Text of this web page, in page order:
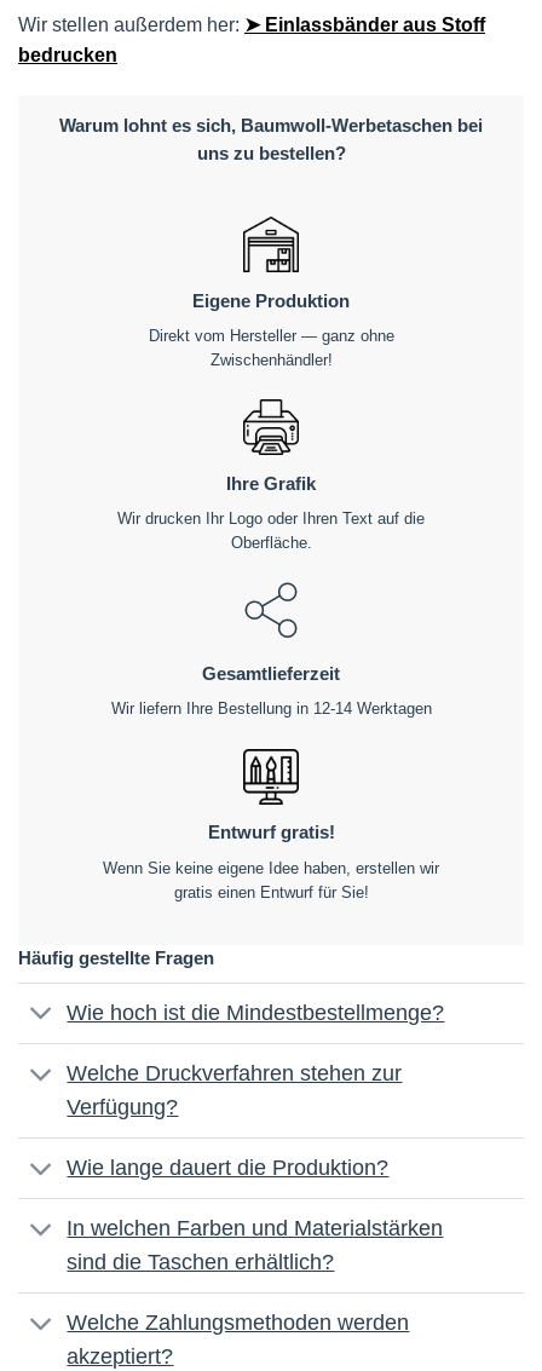
Wir stellen außerdem her: ➤ Einlassbänder aus Stoff
bedrucken
Warum lohnt es sich, Baumwoll-Werbetaschen bei
uns zu bestellen?
Eigene Produktion
Direkt vom Hersteller — ganz ohne
Zwischenhändler!
Ihre Grafik
Wir drucken Ihr Logo oder Ihren Text auf die
Oberfläche.
Gesamtlieferzeit
Wir liefern Ihre Bestellung in 12-14 Werktagen
Entwurf gratis!
Wenn Sie keine eigene Idee haben, erstellen wir
gratis einen Entwurf für Sie!
Häufig gestellte Fragen
Wie hoch ist die Mindestbestellmenge?
Welche Druckverfahren stehen zur
Verfügung?
Wie lange dauert die Produktion?
In welchen Farben und Materialstärken
sind die Taschen erhältlich?
Welche Zahlungsmethoden werden
akzeptiert?